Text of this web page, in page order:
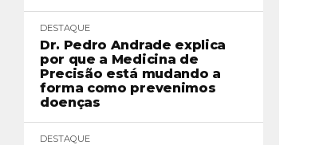
DESTAQUE
Dr. Pedro Andrade explica
por que a Medicina de
Precisão está mudando a
forma como prevenimos
doenças
DESTAQUE